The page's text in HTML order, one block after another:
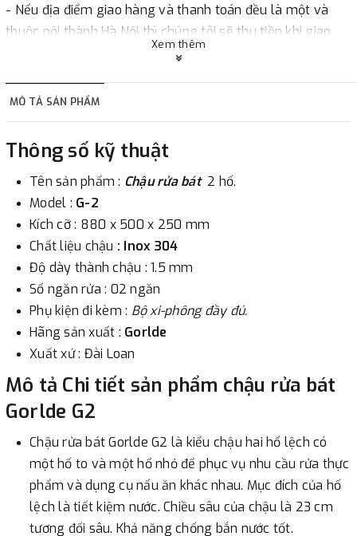
- Nếu địa điểm giao hàng và thanh toán đều là một và
thuộc nội thành Hà Nội thì chúng tôi sẽ thu tiền khi giao
hàng hoặc khách hàng đặt tiền trước một phần giá trị đơn
2. Thanh toán trực tiếp tại :
- Showroom Thanh Hương
phường Cát Linh, quận Đống Đa, Hà Nội.
3. Chuyển khoản qua ngân hàng
- Nếu địa điểm giao hàng khác với địa điểm thanh toán
hoặc với những đơn đặt hàng ngoài nội thành Hà Nội.
Chúng tôi sẽ thu tiền trước 100% giá trị hàng + phí vận
chuyển theo cước phí tính trong chính sách vận chuyển
bằng phương thức chuyển khoản trước khi giao hàng.
- Sau khi có thông tin xác thực đã chuyển tiền của quý
khách, chúng tôi sẽ thực hiện đơn hàng theo yêu cầu.
Xem thêm
MÔ TẢ SẢN PHẨM
Thông số kỹ thuật
Tên sản phẩm : Chậu rửa bát2 hố.
Model : G-2
Kích cỡ : 880 x 500 x 250 mm
Chất liệu chậu : Inox 304
Độ dày thành chậu : 1.5 mm
Số ngăn rửa : 02 ngăn
Phụ kiện đi kèm : Bộ xi-phông đầy đủ.
Hãng sản xuất : Gorlde
Xuất xứ : Đài Loan
Mô tả Chi tiết sản phẩm chậu rửa bát
Gorlde G2
Chậu rửa bát Gorlde G2 là kiểu chậu hai hố lệch có
một hố to và một hổ nhỏ để phục vụ nhu cầu rửa thực
phẩm và dụng cụ nấu ăn khác nhau. Mục đích của hố
lệch là tiết kiệm nước. Chiều sâu của chậu là 23 cm
tương đối sâu. Khả năng chống bắn nước tốt.